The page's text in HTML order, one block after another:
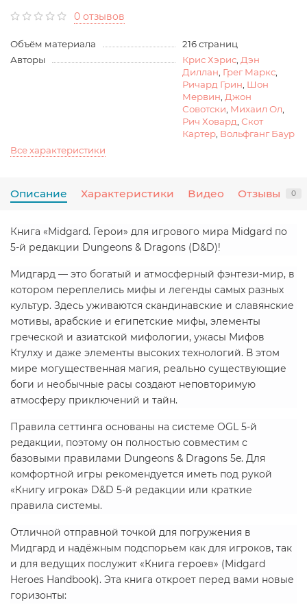
0 отзывов
Объём материала
216 страниц
Авторы
Крис Хэрис, Дэн
Диллан Грег Маркс,
Ричард Грин Шон
Мервин Джон
Совотски Михаил Ол
Рич Ховард Скот
Картер, Вольфганг Баур
Все характеристики
Описание Характеристики Видео Отзывы 0
Книга «Midgard. Герои» для игрового мира Midgard по
5-й редакции Dungeons & Dragons (D&D)!
Мидгард — это богатый и атмосферный фэнтези-мир, в
котором переплелись мифы и легенды самых разных
культур. Здесь уживаются скандинавские и славянские
мотивы, арабские и египетские мифы, элементы
греческой и азиатской мифологии, ужасы Мифов
Ктулху и даже элементы высоких технологий. В этом
мире могущественная магия, реально существующие
боги и необычные расы создают неповторимую
атмосферу приключений и тайн.
Правила сеттинга основаны на системе OGL 5-й
редакции, поэтому он полностью совместим с
базовыми правилами Dungeons & Dragons 5e. Для
комфортной игры рекомендуется иметь под рукой
«Книгу игрока» D&D 5-й редакции или краткие
правила системы.
Отличной отправной точкой для погружения в
Мидгард и надёжным подспорьем как для игроков, так
и для ведущих послужит «Книга героев» (Midgard
Heroes Handbook). Эта книга откроет перед вами новые
горизонты: